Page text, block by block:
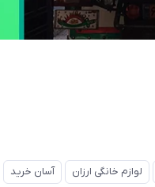
لوازم خانگی ارزان
آسان خرید